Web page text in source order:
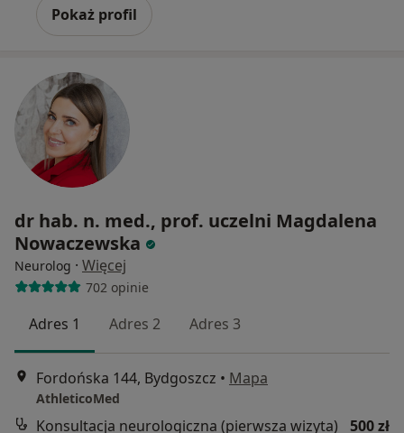
Pokaż profil
dr hab. n. med., prof. uczelni Magdalena
Nowaczewska
Neurolog · Więcej
702 opinie
Adres 1 Adres 2 Adres 3
Fordońska 144, Bydgoszcz • Mapa
AthleticoMed
Konsultacja neurologiczna (pierwsza wizyta) 500 zł